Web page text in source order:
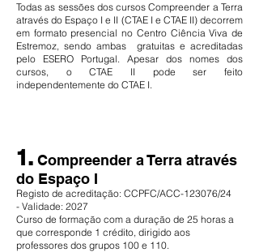
Todas as sessões dos cursos Compreender a Terra
através do Espaço I e II (CTAE I e CTAE II) decorrem
em formato presencial no Centro Ciência Viva de
Estremoz, sendo ambas gratuitas e acreditadas
pelo ESERO Portugal. Apesar dos nomes dos
cursos, o CTAE II pode ser feito
independentemente do CTAE I.
1. Compreender a Terra através
do Espaço I
Registo de acreditação: CCPFC/ACC-123076/24
- Validade: 2027
Curso de formação com a duração de 25 horas a
que corresponde 1 crédito, dirigido aos
professores dos grupos 100 e 110.